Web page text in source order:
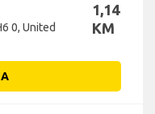
0, United
1,14
KM